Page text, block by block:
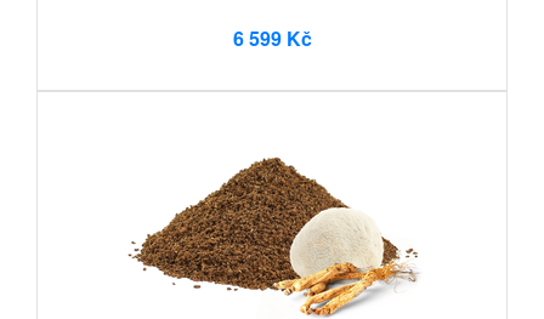
6 599 Kč